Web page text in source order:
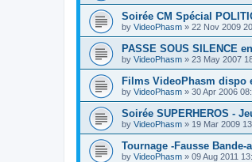
Soirée CM Spécial
by VideoPhasm » 22 Nov 2009
PASSE SOUS SILENCE
by VideoPhasm » 23 May 2007
Films VideoPhasm dispo
by VideoPhasm » 30 Apr 2006
Soirée SUPERHEROS -
by VideoPhasm » 19 Mar 2009
Tournage -Fausse
by VideoPhasm » 09 Aug 2011